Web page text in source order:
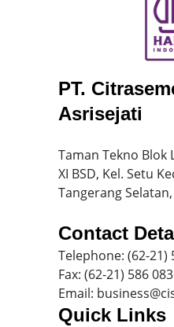
PT.
Asrisejati
Taman Tekno Blok
XI BSD, Kel. Setu
Tangerang
Contact
Telephone: (62-21)
Fax: (62-21) 586
Email:
Quick Links